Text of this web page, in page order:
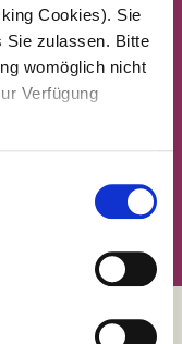
Cookies). Sie
Sie zulassen. Bitte
womöglich nicht
Verfügung